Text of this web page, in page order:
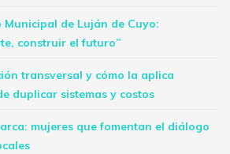
Municipal de Luján de Cuyo:
construir el futuro”
transversal y cómo la aplica
duplicar sistemas y costos
mujeres que fomentan el diálogo